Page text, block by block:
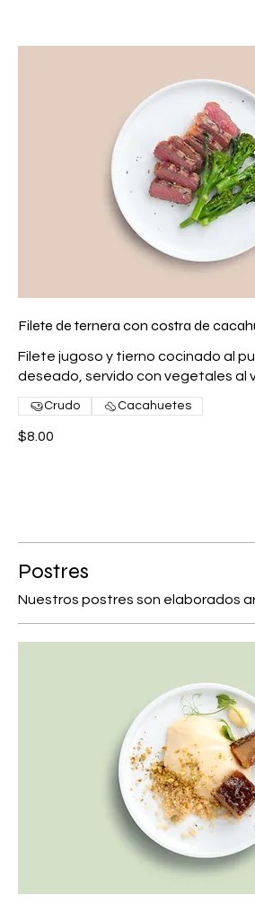
Filete de ternera con costra de
Filete jugoso y tierno cocinado al
deseado, servido con vegetales al
$8.00
Crudo Cacahuetes
Postres
Nuestros postres son elaborados